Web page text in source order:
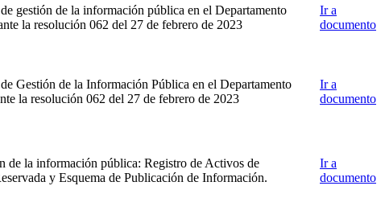
gestión de la información pública en el Departamento
la resolución 062 del 27 de febrero de 2023
Ir a
documento
Gestión de la Información Pública en el Departamento
la resolución 062 del 27 de febrero de 2023
Ir a
documento
de la información pública: Registro de Activos de
y Esquema de Publicación de Información.
Ir a
documento